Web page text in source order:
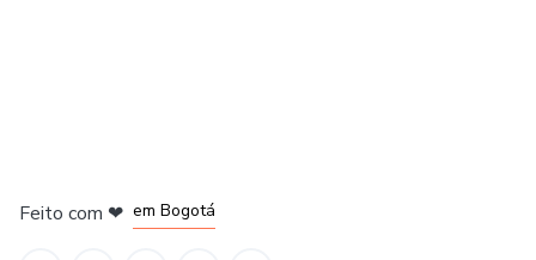
Feito com ❤ em Bogotá